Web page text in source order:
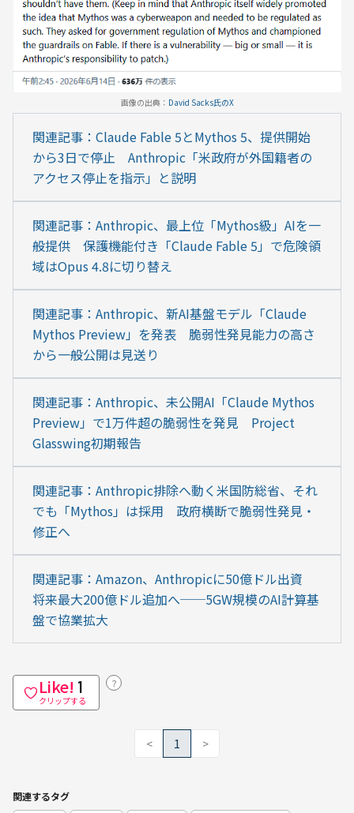
画像の出典： David Sacks氏のX
関連記事：Claude Fable 5とMythos 5、提供開始
から3日で停止　Anthropic「米政府が外国籍者の
アクセス停止を指示」と説明
関連記事：Anthropic、最上位「Mythos級」AIを一
般提供　保護機能付き「Claude Fable 5」で危険領
域はOpus 4.8に切り替え
関連記事：Anthropic、新AI基盤モデル「Claude
Mythos Preview」を発表　脆弱性発見能力の高さ
から一般公開は見送り
関連記事：Anthropic、未公開AI「Claude Mythos
Preview」で1万件超の脆弱性を発見　Project
Glasswing初期報告
関連記事：Anthropic排除へ動く米国防総省、それ
でも「Mythos」は採用　政府横断で脆弱性発見・
修正へ
関連記事：Amazon、Anthropicに50億ドル出資
将来最大200億ドル追加へ──5GW規模のAI計算基
盤で協業拡大
Like! 1
クリップする
？
< 1 >
関連するタグ